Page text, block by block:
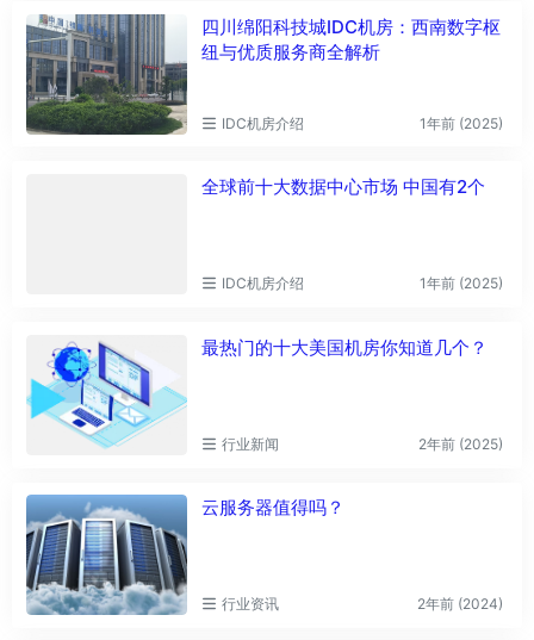
四川绵阳科技城IDC机房：西南数字枢
纽与优质服务商全解析
IDC机房介绍 1年前 (2025)
全球前十大数据中心市场 中国有2个
IDC机房介绍 1年前 (2025)
最热门的十大美国机房你知道几个？
行业新闻 2年前 (2025)
云服务器值得吗？
行业资讯 2年前 (2024)